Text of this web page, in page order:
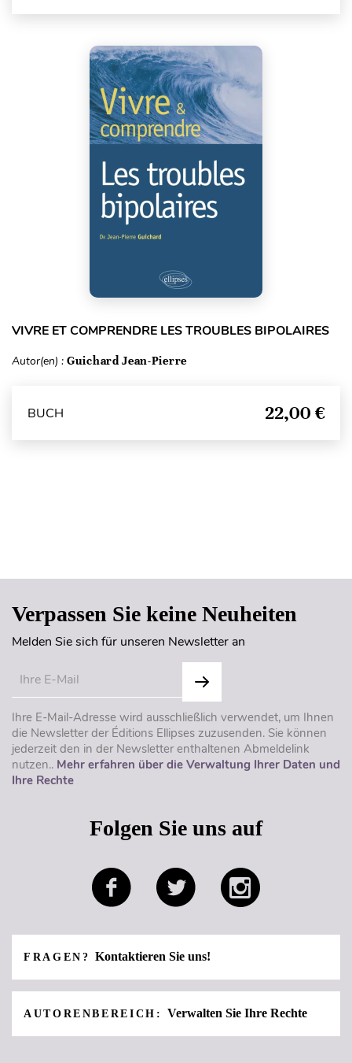
VIVRE ET COMPRENDRE LES TROUBLES BIPOLAIRES
Autor(en) : Guichard Jean-Pierre
BUCH 22,00 €
Verpassen Sie keine Neuheiten
Melden Sie sich für unseren Newsletter an
Ihre E-Mail-Adresse wird ausschließlich verwendet, um Ihnen
die Newsletter der Éditions Ellipses zuzusenden. Sie können
jederzeit den in der Newsletter enthaltenen Abmeldelink
nutzen.. Mehr erfahren über die Verwaltung Ihrer Daten und
Ihre Rechte
Folgen Sie uns auf
FRAGEN?Kontaktieren Sie uns!
AUTORENBEREICH: Verwalten Sie Ihre Rechte